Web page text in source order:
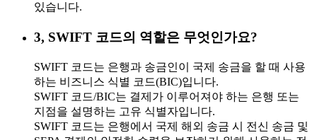
있습니다.
3, SWIFT 코드의 역할은 무엇인가요?
SWIFT 코드는 은행과 송금인이 국제 송금을 할 때 사용
하는 비즈니스 식별 코드(BIC)입니다.
SWIFT 코드/BIC는 결제가 이루어져야 하는 은행 또는
지점을 설명하는 고유 식별자입니다.
SWIFT 코드는 은행에서 국제 해외 송금 시 전신 송금 및